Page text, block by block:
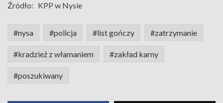
Źródło: KPP w Nysie
#nysa #policja #list gończy #zatrzymanie
#kradzież z włamaniem #zakład karny
#poszukiwany